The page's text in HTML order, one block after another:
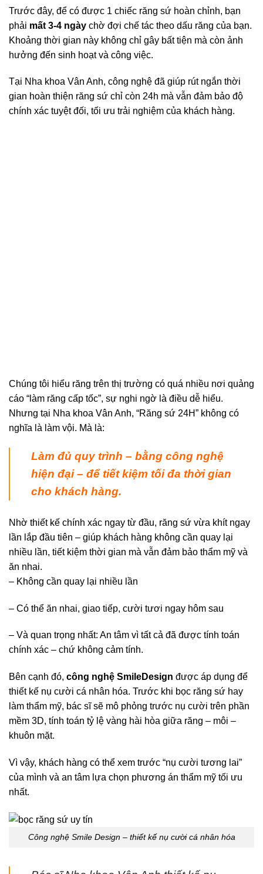
Trước đây, để có được 1 chiếc răng sứ hoàn chỉnh, bạn
phải mất 3-4 ngày chờ đợi chế tác theo dấu răng của bạn.
Khoảng thời gian này không chỉ gây bất tiện mà còn ảnh
hưởng đến sinh hoạt và công việc.
Tại Nha khoa Vân Anh, công nghệ đã giúp rút ngắn thời
gian hoàn thiện răng sứ chỉ còn 24h mà vẫn đảm bảo độ
chính xác tuyệt đối, tối ưu trải nghiệm của khách hàng.
Chúng tôi hiểu răng trên thị trường có quá nhiều nơi quảng
cáo “làm răng cấp tốc”, sự nghi ngờ là điều dễ hiểu.
Nhưng tại Nha khoa Vân Anh, “Răng sứ 24H” không có
nghĩa là làm vội. Mà là:
Làm đủ quy trình – bằng công nghệ
hiện đại – để tiết kiệm tối đa thời gian
cho khách hàng.
Nhờ thiết kế chính xác ngay từ đầu, răng sứ vừa khít ngay
lần lắp đầu tiên – giúp khách hàng không cần quay lại
nhiều lần, tiết kiệm thời gian mà vẫn đảm bảo thẩm mỹ và
ăn nhai.
– Không cần quay lại nhiều lần
– Có thể ăn nhai, giao tiếp, cười tươi ngay hôm sau
– Và quan trọng nhất: An tâm vì tất cả đã được tính toán
chính xác – chứ không cảm tính.
Bên cạnh đó, công nghệ SmileDesign được áp dụng để
thiết kế nụ cười cá nhân hóa. Trước khi bọc răng sứ hay
làm thẩm mỹ, bác sĩ sẽ mô phỏng trước nụ cười trên phần
mềm 3D, tính toán tỷ lệ vàng hài hòa giữa răng – môi –
khuôn mặt.
Vì vậy, khách hàng có thể xem trước “nụ cười tương lai”
của mình và an tâm lựa chọn phương án thẩm mỹ tối ưu
nhất.
Công nghệ Smile Design – thiết kế nụ cười cá nhân hóa